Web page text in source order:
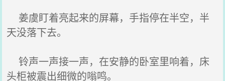
姜虞盯着亮起来的屏幕，手指停在半空，半
天没落下去。
铃声一声接一声，在安静的卧室里响着，床
头柜被震出细微的嗡鸣。